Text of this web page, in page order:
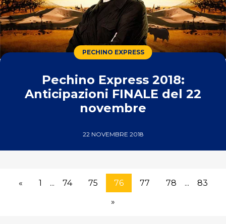
PECHINO EXPRESS
Pechino Express 2018:
Anticipazioni FINALE del 22
novembre
22 NOVEMBRE 2018
« 1 ... 74 75 76 77 78 ...
83
»